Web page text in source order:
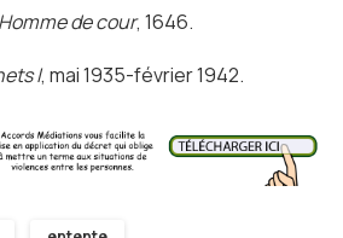
de cour, 1646.
I, mai 1935-février 1942.